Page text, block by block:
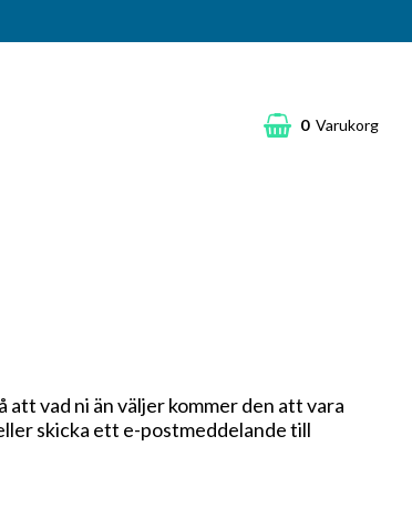
0 Varukorg
vad ni än väljer kommer den att vara
skicka ett e-postmeddelande till